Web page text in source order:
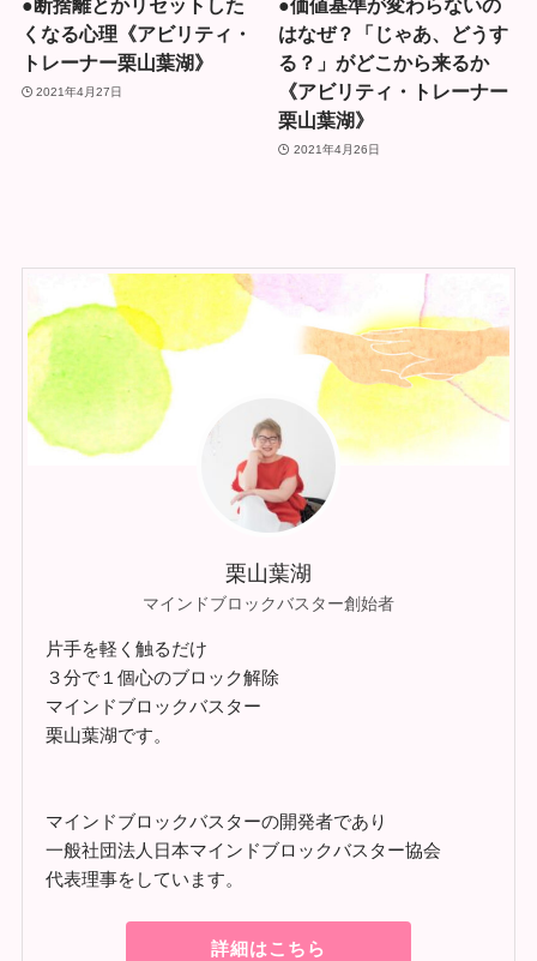
●断捨離とかリセットした
くなる心理《アビリティ・
トレーナー栗山葉湖》
2021年4月27日
●価値基準が変わらないの
はなぜ？「じゃあ、どうす
る？」がどこから来るか
《アビリティ・トレーナー
栗山葉湖》
2021年4月26日
栗山葉湖
マインドブロックバスター創始者
片手を軽く触るだけ
３分で１個心のブロック解除
マインドブロックバスター
栗山葉湖です。
マインドブロックバスターの開発者であり
一般社団法人日本マインドブロックバスター協会
代表理事をしています。
詳細はこちら